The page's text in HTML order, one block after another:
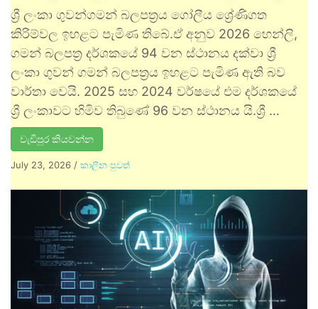
ශ්‍රී ලංකා ගුවන්ගමන් බලපත්‍රය ගෝලීය ශ්‍රේණිගත
කිරිම්වල ඉහළට පැමිණ තිබේ.ඒ අනුව 2026 හෙන්ලි,
ගමන් බලපත්‍ර දර්ශකයේ 94 වන ස්ථානය දක්වා ශ්‍රී
ලංකා ගුවන් ගමන් බලපත්‍රය ඉහළට පැමිණ ඇති බව
වාර්තා වෙයි. 2025 සහ 2024 වර්ෂයේ එම දර්ශකයේ
ශ්‍රී ලංකාවට හිමිව තිබුණේ 96 වන ස්ථානය යි.ශ්‍රී …
වැඩිපුර කියවන්න
July 23, 2026 / කාලීන පුවත්